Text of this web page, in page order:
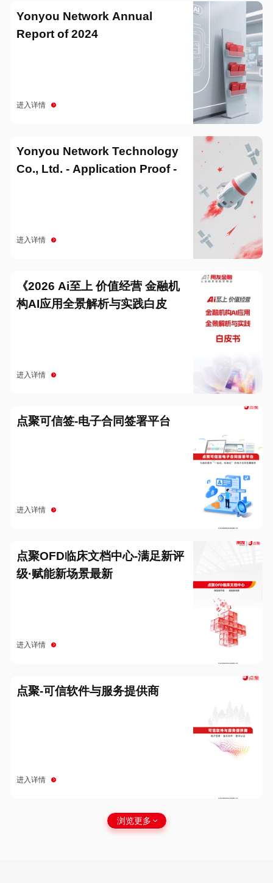
Yonyou Network Annual
Report of 2024
进入详情
Yonyou Network Technology
Co., Ltd. - Application Proof -
进入详情
《2026 Ai至上 价值经营 金融机
构AI应用全景解析与实践白皮
进入详情
点聚可信签-电子合同签署平台
进入详情
点聚OFD临床文档中心-满足新评
级·赋能新场景最新
进入详情
点聚-可信软件与服务提供商
进入详情
浏览更多